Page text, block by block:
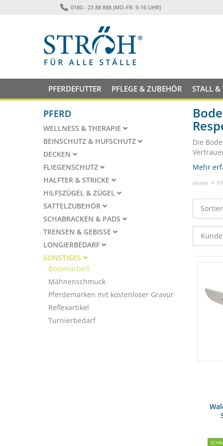
0180 - 23 88 888 (MO-FR: 9-16 UHR)
PFERDEFUTTER PFLEGE & ZUBEHÖR STALL &
Die
Mehr
Home
PFERD
WELLNESS & THERAPIE
BEINSCHUTZ & HUFSCHUTZ
DECKEN
FLIEGENSCHUTZ
HALFTER & STRICKE
HILFSZÜGEL & ZÜGEL
SATTELZUBEHÖR
SCHABRACKEN & PADS
TRENSEN & GEBISSE
LONGIERBEDARF
SONSTIGES
Bodenarbeit
Mähnenschmuck
Pferdemarken mit kostenloser Gravur
Reflexartikel
Turnierbedarf